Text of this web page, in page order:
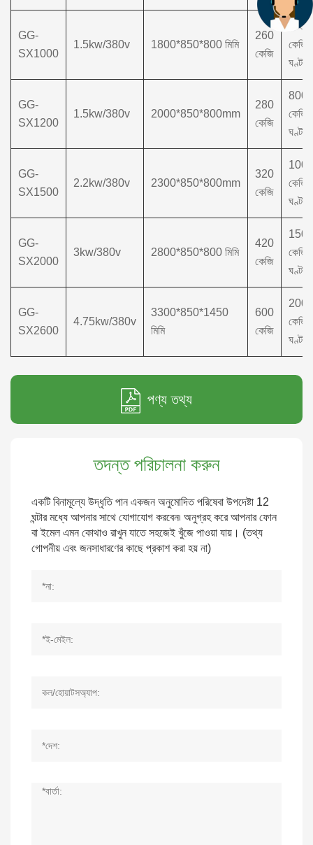
GG-
SX1000
1.5kw/380v 1800*850*800 মিমি
260
কেজি
৬০০
কেজি/
ঘণ্টা
GG-
SX1200
1.5kw/380v 2000*850*800mm
280
কেজি
800
কেজি/
ঘণ্টা
GG-
SX1500
2.2kw/380v 2300*850*800mm
320
কেজি
1000
কেজি/
ঘণ্টা
GG-
SX2000
3kw/380v 2800*850*800 মিমি
420
কেজি
1500
কেজি/
ঘণ্টা
GG-
SX2600
4.75kw/380v
3300*850*1450
মিমি
600
কেজি
2000
কেজি/
ঘণ্টা
পণ্য তথ্য
তদন্ত পরিচালনা করুন
একটি বিনামূল্যে উদ্ধৃতি পান একজন অনুমোদিত পরিষেবা উপদেষ্টা 12
ঘন্টার মধ্যে আপনার সাথে যোগাযোগ করবেন৷ অনুগ্রহ করে আপনার ফোন
বা ইমেল এমন কোথাও রাখুন যাতে সহজেই খুঁজে পাওয়া যায়। (তথ্য
গোপনীয় এবং জনসাধারণের কাছে প্রকাশ করা হয় না)